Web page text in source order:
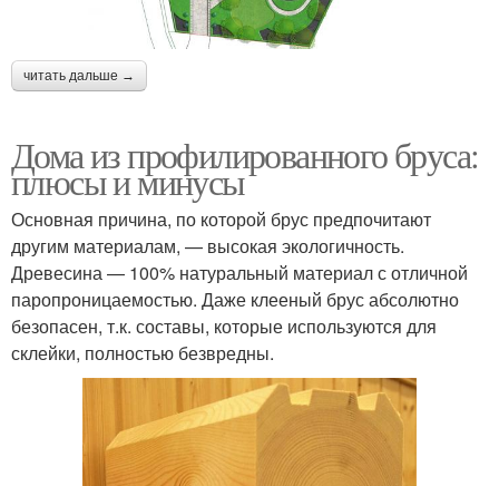
читать дальше →
Дома из профилированного бруса:
плюсы и минусы
Основная причина, по которой брус предпочитают
другим материалам, — высокая экологичность.
Древесина — 100% натуральный материал с отличной
паропроницаемостью. Даже клееный брус абсолютно
безопасен, т.к. составы, которые используются для
склейки, полностью безвредны.